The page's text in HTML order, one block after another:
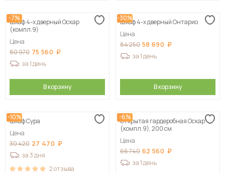
-7%
Шкаф 4-х дверный Оскар
(компл.9)
Цена
80 970 75 560
за 1 день
В корзину
-30%
Шкаф 4-х дверный Онтарио
Цена
84 250 58 690
за 1 день
В корзину
-10%
Шкаф Сура
Цена
30 420 27 470
за 3 дня
2отзыва
-6%
Открытая гардеробная Оскар
(компл.9), 200 см
Цена
66 740 62 560
за 1 день